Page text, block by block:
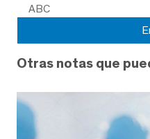
ABC
Otras notas que